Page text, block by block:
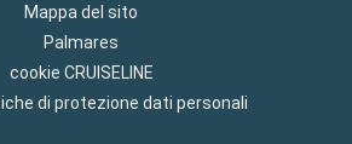
Mappa del sito
Palmares
cookie CRUISELINE
di protezione dati personali